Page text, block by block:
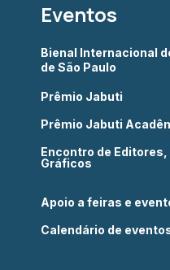
Eventos
Bienal Internacional
de São Paulo
Prêmio Jabuti
Prêmio Jabuti
Encontro de
Gráficos
Apoio a feiras e
Calendário de